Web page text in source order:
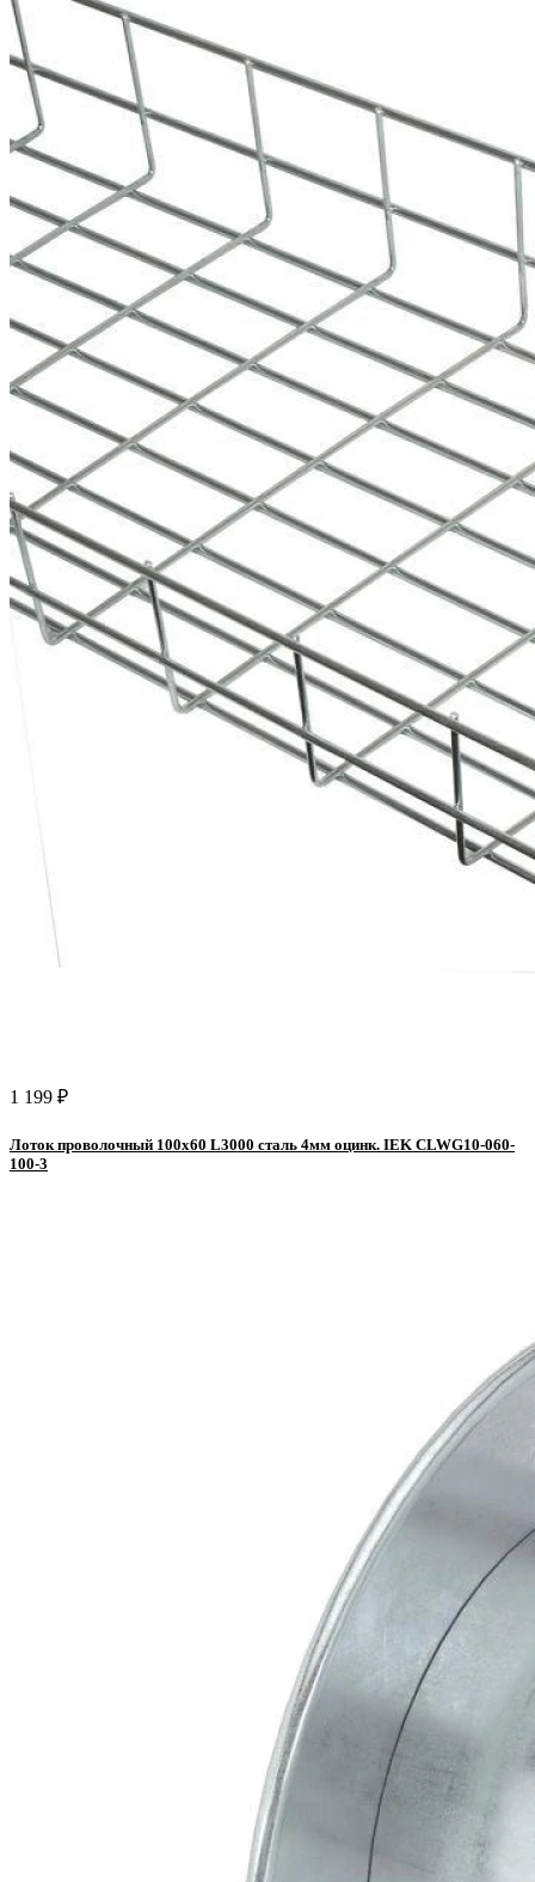
1 199 ₽
Лоток проволочный 100х60 L3000 сталь 4мм оцинк. IEK CLWG10-060-
100-3